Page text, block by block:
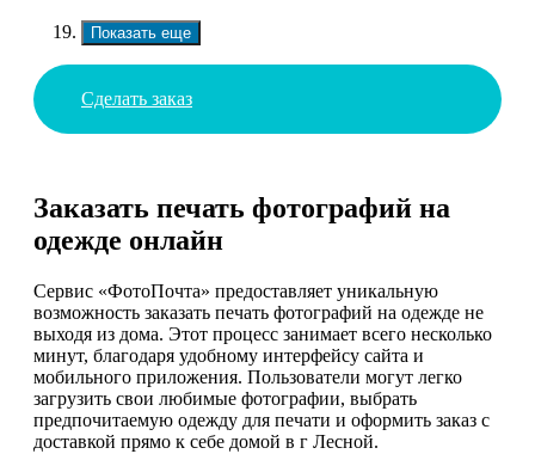
Показать еще
Сделать заказ
Заказать печать фотографий на
одежде онлайн
Сервис «ФотоПочта» предоставляет уникальную
возможность заказать печать фотографий на одежде не
выходя из дома. Этот процесс занимает всего несколько
минут, благодаря удобному интерфейсу сайта и
мобильного приложения. Пользователи могут легко
загрузить свои любимые фотографии, выбрать
предпочитаемую одежду для печати и оформить заказ с
доставкой прямо к себе домой в г Лесной.